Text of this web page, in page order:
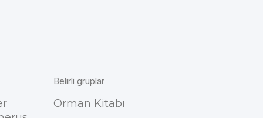
Belirli gruplar
Orman Kitabı